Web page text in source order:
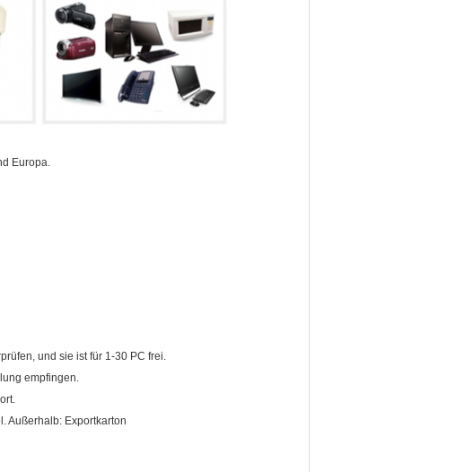
Europa.
und sie ist für 1-30 PC frei.
empfingen.
Außerhalb: Exportkarton